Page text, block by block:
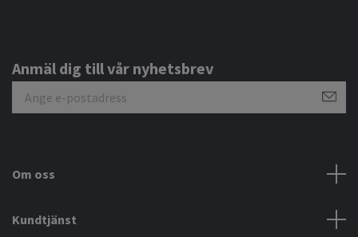
Anmäl dig till vår nyhetsbrev
Om oss
Kundtjänst